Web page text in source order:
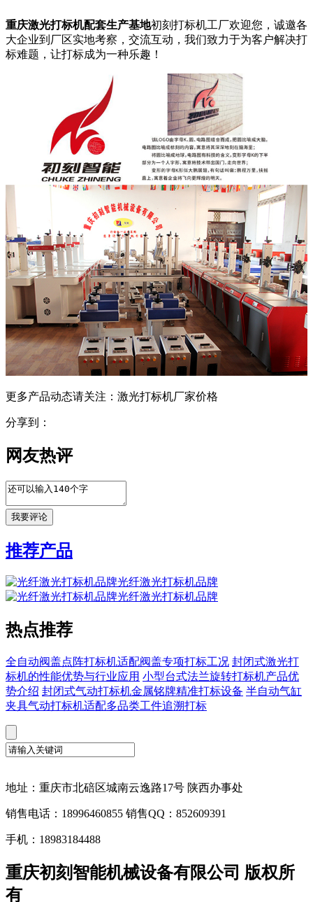
重庆激光打标机配套生产基地初刻打标机工厂欢迎您，诚邀各
大企业到厂区实地考察，交流互动，我们致力于为客户解决打
标难题，让打标成为一种乐趣！
更多产品动态请关注：激光打标机厂家价格
分享到：
网友热评
推荐产品
光纤激光打标机品牌
光纤激光打标机品牌
热点推荐
全自动阀盖点阵打标机适配阀盖专项打标工况 封闭式激光打
标机的性能优势与行业应用 小型台式法兰旋转打标机产品优
势介绍 封闭式气动打标机金属铭牌精准打标设备 半自动气缸
夹具气动打标机适配多品类工件追溯打标
地址：重庆市北碚区城南云逸路17号 陕西办事处
销售电话：18996460855 销售QQ：852609391
手机：18983184488
重庆初刻智能机械设备有限公司 版权所
有